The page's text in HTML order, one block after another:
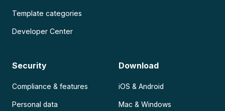
Template categories
Developer Center
Security
Compliance & features
Personal data
Download
iOS & Android
Mac & Windows